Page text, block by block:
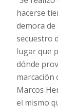
hacerse
demora
secuestro
lugar que
dónde
marcación
Marcos
el mismo